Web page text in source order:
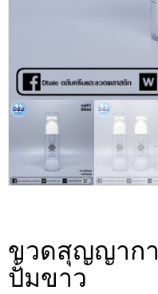
ขวดสุญญาก
ปั้มขาว